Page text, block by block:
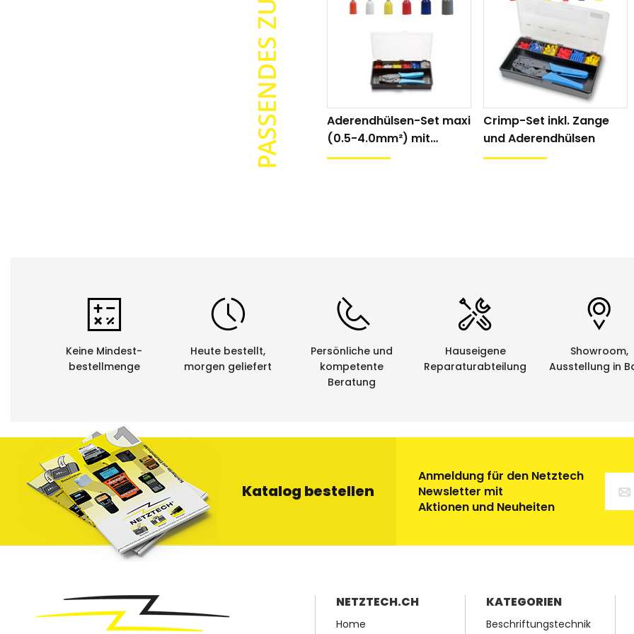
Aderendhülsen-Set maxi
(0.5-4.0mm²) mit
Crimpzange
Crimp-Set inkl. Zange
und Aderendhülsen
Keine Mindest-
bestellmenge
Heute bestellt,
morgen geliefert
Persönliche und
kompetente
Beratung
Hauseigene
Reparaturabteilung
Showroom,
Ausstellung in
Katalog bestellen
Anmeldung für den Netztech
Newsletter mit
Aktionen und Neuheiten
NETZTECH.CH
Home
KATEGORIEN
Beschriftungstechnik